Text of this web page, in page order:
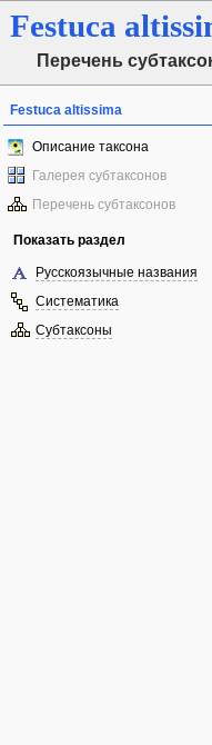
Festuca
Перечень
Festuca altissima
Описание таксона
Галерея субтаксонов
Перечень субтаксонов
Показать раздел
Русскоязычные названия
Систематика
Субтаксоны